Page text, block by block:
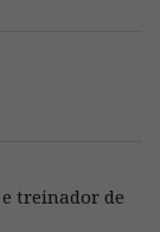
treinador de